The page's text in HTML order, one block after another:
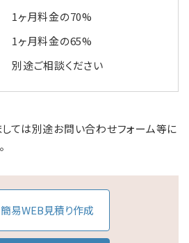
1ヶ月料金の70%
1ヶ月料金の65%
別途ご相談ください
ては別途お問い合わせフォーム等に
簡易WEB見積り作成